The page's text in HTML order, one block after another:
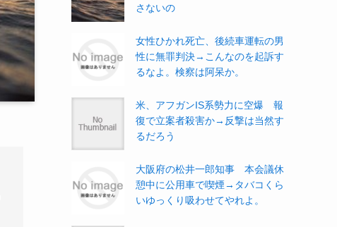
さないの
女性ひかれ死亡、後続車運転の男
性に無罪判決→こんなのを起訴す
るなよ。検察は阿呆か。
米、アフガンIS系勢力に空爆 報
復で立案者殺害か→反撃は当然す
るだろう
大阪府の松井一郎知事 本会議休
憩中に公用車で喫煙→タバコくら
いゆっくり吸わせてやれよ。